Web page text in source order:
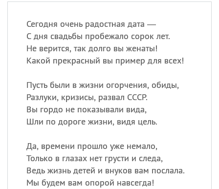
Сегодня очень радостная дата —
С дня свадьбы пробежало сорок лет.
Не верится, так долго вы женаты!
Какой прекрасный вы пример для всех!
Пусть были в жизни огорчения, обиды,
Разлуки, кризисы, развал СССР.
Вы гордо не показывали вида,
Шли по дороге жизни, видя цель.
Да, времени прошло уже немало,
Только в глазах нет грусти и следа,
Ведь жизнь детей и внуков вам послала.
Мы будем вам опорой навсегда!